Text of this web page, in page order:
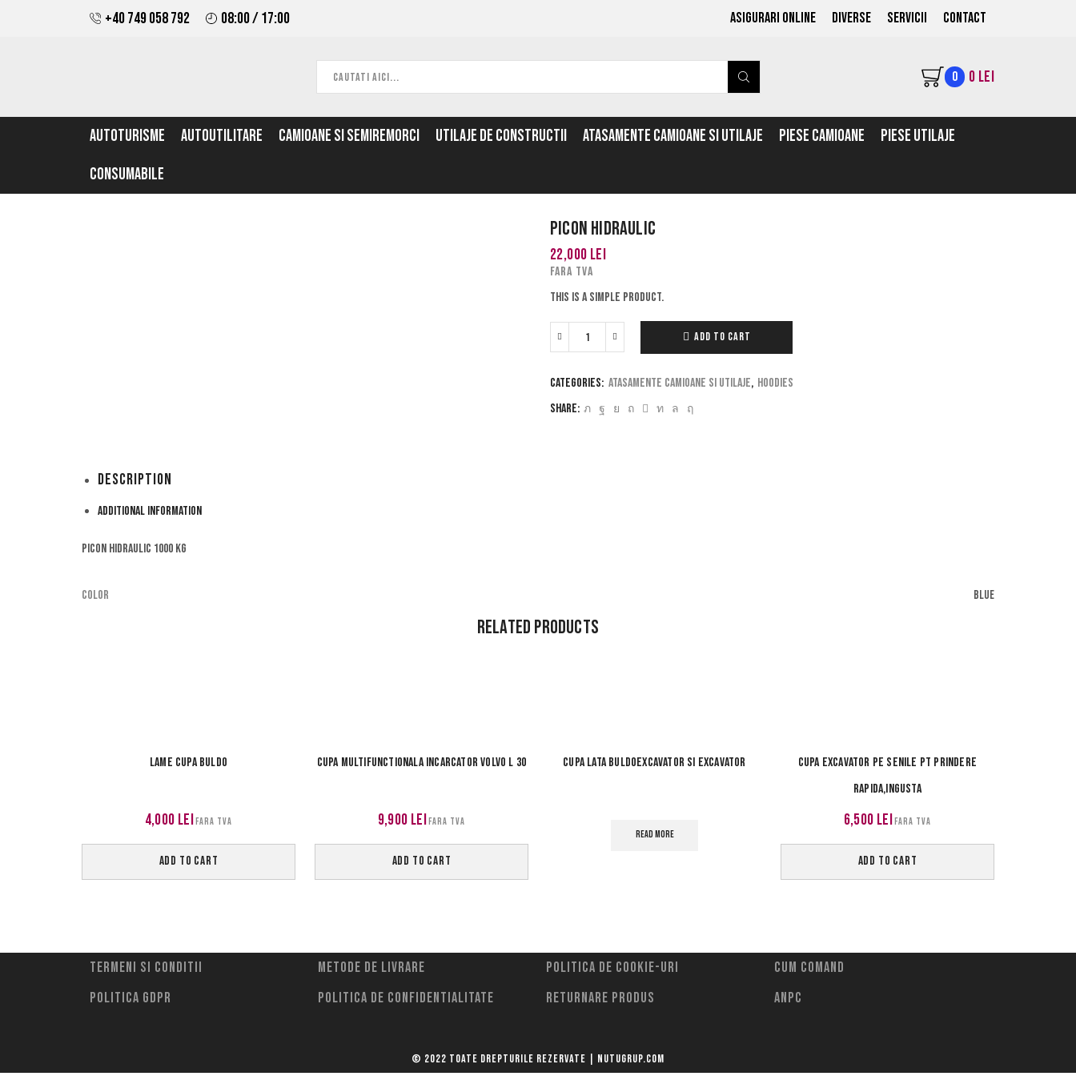
+40 749 058 792 08:00 / 17:00 ASIGURARI ONLINE Diverse Servicii Contact
0 0 LEI
AUTOTURISME AUTOUTILITARE CAMIOANE SI SEMIREMORCI UTILAJE DE CONSTRUCTII ATASAMENTE CAMIOANE SI UTILAJE PIESE CAMIOANE
PIESE UTILAJE
CONSUMABILE
Picon hidraulic
22,000 lei
FARA TVA
This is a simple product.
ADD TO CART
Categories: Atasamente camioane si utilaje, Hoodies
Share:
Description
Additional information
Picon hidraulic 1000 kg
Color Blue
Related Products
LAME CUPA BULDO
4,000 leiFARA TVA
ADD TO CART
CUPA MULTIFUNCTIONALA INCARCATOR VOLVO L 30
9,900 leiFARA TVA
ADD TO CART
Cupa lata buldoexcavator si excavator
READ MORE
CUPA EXCAVATOR PE SENILE PT PRINDERE
RAPIDA,INGUSTA
6,500 leiFARA TVA
ADD TO CART
Termeni si conditii
Politica Gdpr
Metode de livrare
Politica de confidentialitate
Politica de cookie-uri
Returnare Produs
Cum comand
ANPC
© 2022 Toate drepturile rezervate | Nutugrup.com